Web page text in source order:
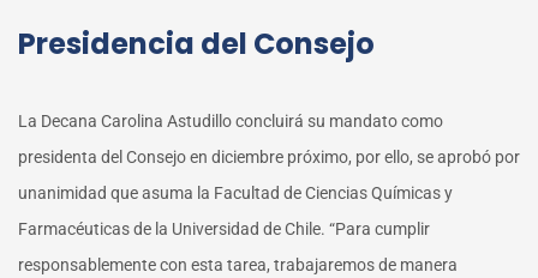
Presidencia del Consejo
La Decana Carolina Astudillo concluirá su mandato como
presidenta del Consejo en diciembre próximo, por ello, se aprobó por
unanimidad que asuma la Facultad de Ciencias Químicas y
Farmacéuticas de la Universidad de Chile. “Para cumplir
responsablemente con esta tarea, trabajaremos de manera